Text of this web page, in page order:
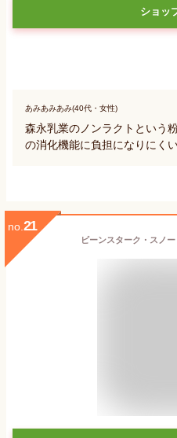
ショッ
あみあみあみ(40代・女性)
森永乳業のノンラクトという
の消化機能に負担になりにく
no. 21
ビーンスターク・スノ